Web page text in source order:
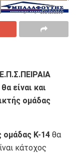
είναι και
ομάδας
ομάδας Κ-14 θα
κάτοχος